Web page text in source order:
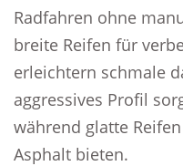
Radfahren ohne
breite Reifen für
erleichtern schmale
aggressives Profil
während glatte
Asphalt bieten.